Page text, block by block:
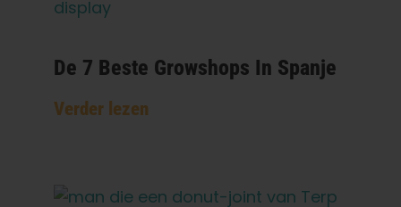
De 7 Beste Growshops In Spanje
Verder lezen